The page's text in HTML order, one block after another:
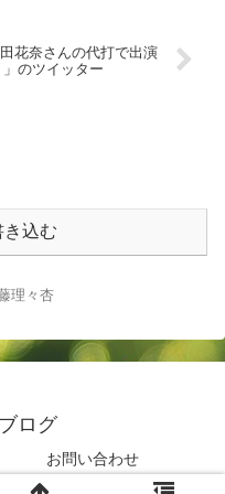
花奈さんの代打で出演
のツイッター
き込む
理々杏
ログ
お問い合わせ